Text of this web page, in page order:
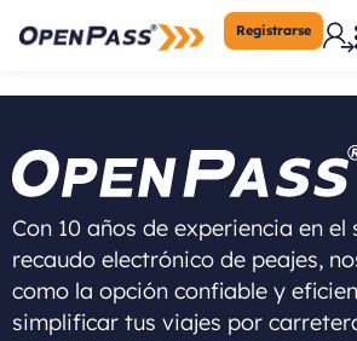
Registrarse
Con 10 años de experiencia en el
recaudo electrónico de peajes,
como la opción confiable y
simplificar tus viajes por